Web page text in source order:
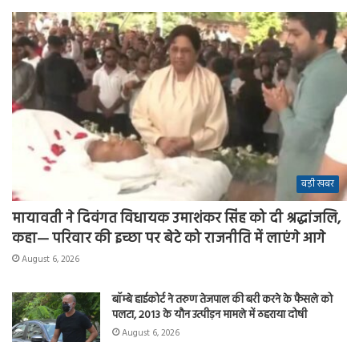
बड़ी खबर
मायावती ने दिवंगत विधायक उमाशंकर सिंह को दी श्रद्धांजलि,
कहा— परिवार की इच्छा पर बेटे को राजनीति में लाएंगे आगे
August 6, 2026
बॉम्बे हाईकोर्ट ने तरुण तेजपाल की बरी करने के फैसले को
पलटा, 2013 के यौन उत्पीड़न मामले में ठहराया दोषी
August 6, 2026